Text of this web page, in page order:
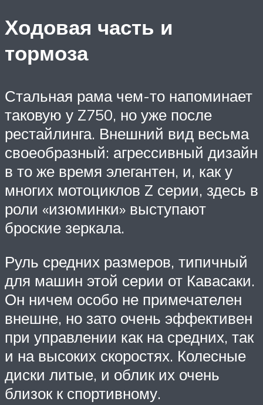
Ходовая часть и
тормоза
Стальная рама чем-то напоминает
таковую у Z750, но уже после
рестайлинга. Внешний вид весьма
своеобразный: агрессивный дизайн
в то же время элегантен, и, как у
многих мотоциклов Z серии, здесь в
роли «изюминки» выступают
броские зеркала.
Руль средних размеров, типичный
для машин этой серии от Кавасаки.
Он ничем особо не примечателен
внешне, но зато очень эффективен
при управлении как на средних, так
и на высоких скоростях. Колесные
диски литые, и облик их очень
близок к спортивному.